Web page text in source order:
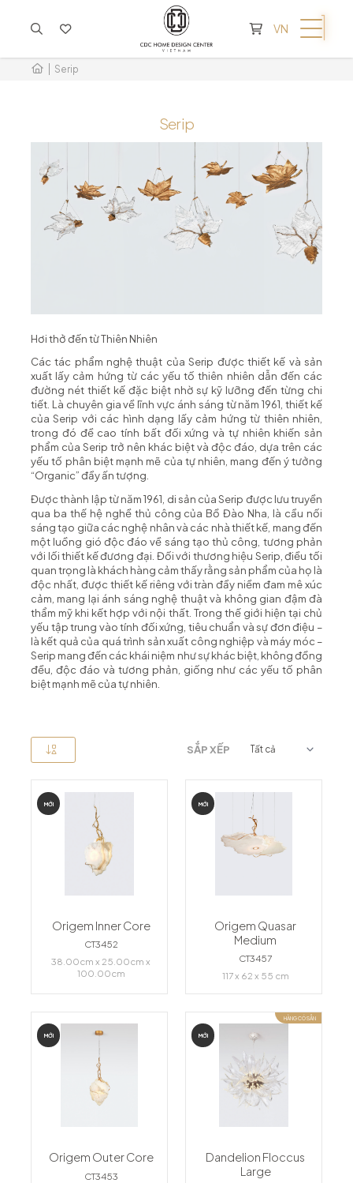
KHÔNG CÓ SẢN PHẨM TRONG GIỎ HÀNG
VN
Serip
Serip
Hơi thở đến từ Thiên Nhiên
Các tác phẩm nghệ thuật của Serip được thiết kế và sản
xuất lấy cảm hứng từ các yếu tố thiên nhiên dẫn đến các
đường nét thiết kế đặc biệt nhờ sự kỹ lưỡng đến từng chi
tiết. Là chuyên gia về lĩnh vực ánh sáng từ năm 1961, thiết kế
của Serip với các hình dạng lấy cảm hứng từ thiên nhiên,
trong đó đề cao tính bất đối xứng và tự nhiên khiến sản
phẩm của Serip trở nên khác biệt và độc đáo, dựa trên các
yếu tố phân biệt mạnh mẽ của tự nhiên, mang đến ý tưởng
“Organic” đầy ấn tượng.
Được thành lập từ năm 1961, di sản của Serip được lưu truyền
qua ba thế hệ nghề thủ công của Bồ Đào Nha, là cầu nối
sáng tạo giữa các nghệ nhân và các nhà thiết kế, mang đến
một luồng gió độc đáo về sáng tạo thủ công, tương phản
với lối thiết kế đương đại. Đối với thương hiệu Serip, điều tối
quan trọng là khách hàng cảm thấy rằng sản phẩm của họ là
độc nhất, được thiết kế riêng với tràn đầy niềm đam mê xúc
cảm, mang lại ánh sáng nghệ thuật và không gian đậm đà
thẩm mỹ khi kết hợp với nội thất. Trong thế giới hiện tại chủ
yếu tập trung vào tính đối xứng, tiêu chuẩn và sự đơn điệu –
là kết quả của quá trình sản xuất công nghiệp và máy móc –
Serip mang đến các khái niệm như sự khác biệt, không đồng
đều, độc đáo và tương phản, giống như các yếu tố phân
biệt mạnh mẽ của tự nhiên.
SẮP XẾP
MỚI
Origem Inner Core
CT3452
38.00cm x 25.00cm x
100.00cm
MỚI
Origem Quasar
Medium
CT3457
117 x 62 x 55 cm
MỚI
Origem Outer Core
CT3453
MỚI
HÀNG CÓ SẴN
Dandelion Floccus
Large